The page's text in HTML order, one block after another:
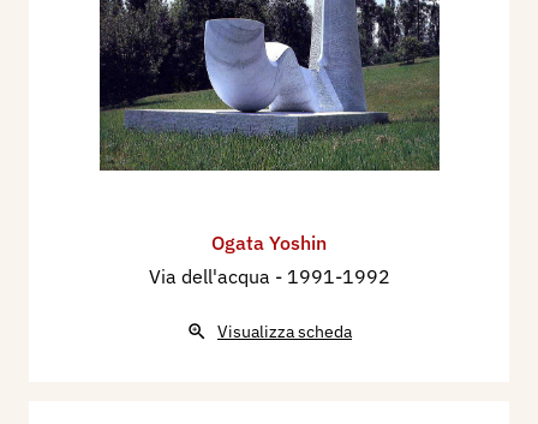
Ogata Yoshin
Via dell'acqua - 1991-1992
Visualizza scheda